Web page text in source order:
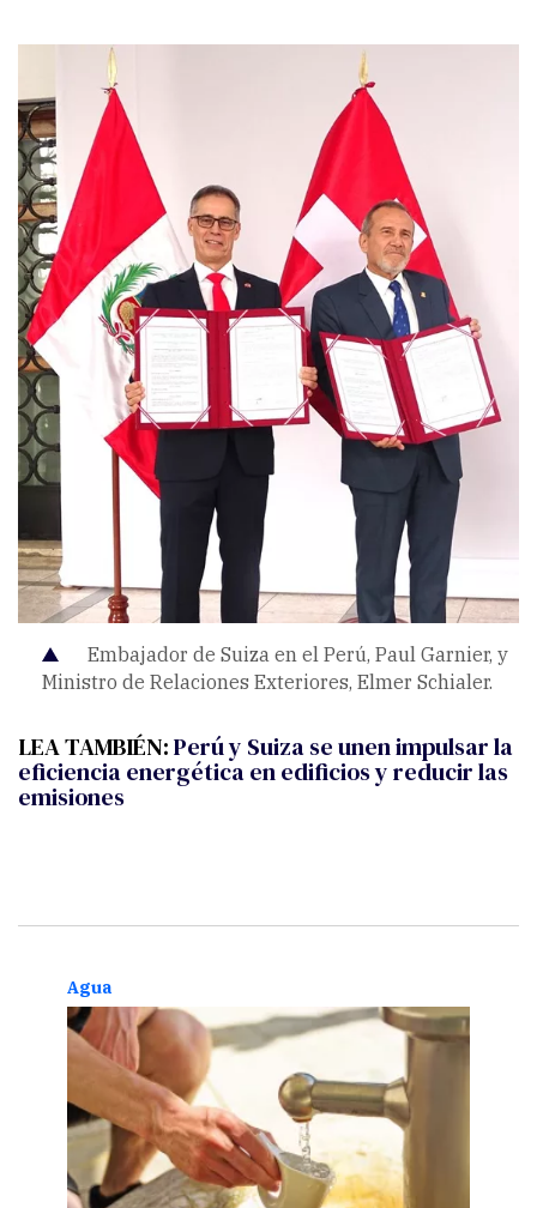
Embajador de Suiza en el Perú, Paul Garnier, y
Ministro de Relaciones Exteriores, Elmer Schialer.
LEA TAMBIÉN:Perú y Suiza se unen impulsar la
eficiencia energética en edificios y reducir las
emisiones
Agua